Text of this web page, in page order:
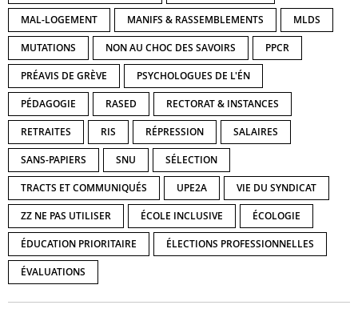
MAL-LOGEMENT MANIFS & RASSEMBLEMENTS MLDS
MUTATIONS NON AU CHOC DES SAVOIRS PPCR
PRÉAVIS DE GRÈVE PSYCHOLOGUES DE L'ÉN
PÉDAGOGIE RASED RECTORAT & INSTANCES
RETRAITES RIS RÉPRESSION SALAIRES
SANS-PAPIERS SNU SÉLECTION
TRACTS ET COMMUNIQUÉS UPE2A VIE DU SYNDICAT
ZZ NE PAS UTILISER ÉCOLE INCLUSIVE ÉCOLOGIE
ÉDUCATION PRIORITAIRE ÉLECTIONS PROFESSIONNELLES
ÉVALUATIONS